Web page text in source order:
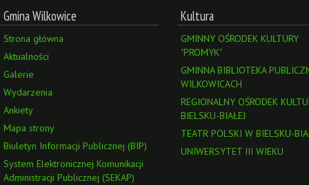
Gmina Wilkowice
Strona główna
Aktualności
Galerie
Wydarzenia
Ankiety
Mapa strony
Biuletyn Informacji Publicznej (BIP)
System Elektronicznej Komunikacji
Administracji Publicznej (SEKAP)
Kultura
GMINNY OŚRODEK KULTURY
"PROMYK"
GMINNA BIBLIOTEKA
WILKOWICACH
REGIONALNY OŚRODEK
BIELSKU-BIAŁEJ
TEATR POLSKI W BIELSKU-
UNIWERSYTET III WIEKU